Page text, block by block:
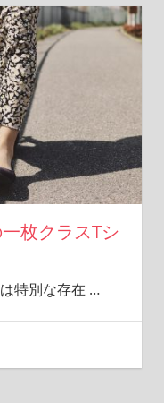
枚クラスTシ
特別な存在 …